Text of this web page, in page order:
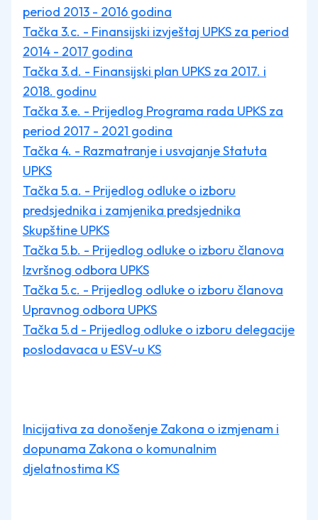
period 2013 - 2016 godina
Tačka 3.c. - Finansijski izvještaj UPKS za period
2014 - 2017 godina
Tačka 3.d. - Finansijski plan UPKS za 2017. i
2018. godinu
Tačka 3.e. - Prijedlog Programa rada UPKS za
period 2017 - 2021 godina
Tačka 4. - Razmatranje i usvajanje Statuta
UPKS
Tačka 5.a. - Prijedlog odluke o izboru
predsjednika i zamjenika predsjednika
Skupštine UPKS
Tačka 5.b. - Prijedlog odluke o izboru članova
Izvršnog odbora UPKS
Tačka 5.c. - Prijedlog odluke o izboru članova
Upravnog odbora UPKS
Tačka 5.d - Prijedlog odluke o izboru delegacije
poslodavaca u ESV-u KS
Inicijativa za donošenje Zakona o izmjenam i
dopunama Zakona o komunalnim
djelatnostima KS